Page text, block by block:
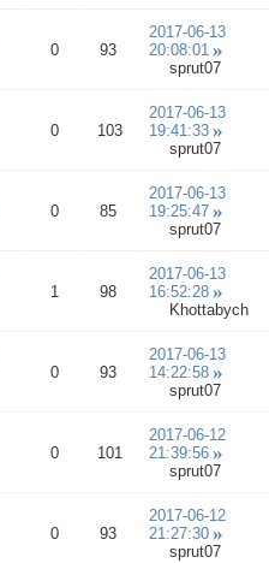
0 93
2017-06-13
20:08:01
sprut07
0 103
2017-06-13
19:41:33
sprut07
0 85
2017-06-13
19:25:47
sprut07
1 98
2017-06-13
16:52:28
Khottabych
0 93
2017-06-13
14:22:58
sprut07
0 101
2017-06-12
21:39:56
sprut07
0 93
2017-06-12
21:27:30
sprut07